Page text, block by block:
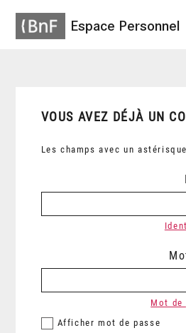
Espace Personnel
VOUS AVEZ DÉJÀ UN
Les champs avec un
Afficher mot de passe
Mot de